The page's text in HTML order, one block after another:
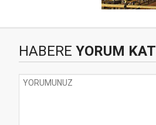
HABERE YORUM KAT